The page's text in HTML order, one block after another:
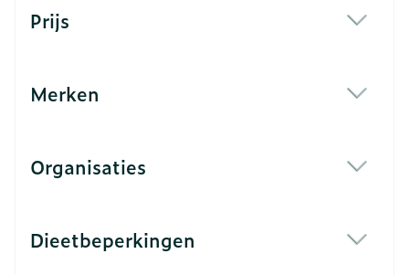
Prijs
Merken
Organisaties
Dieetbeperkingen